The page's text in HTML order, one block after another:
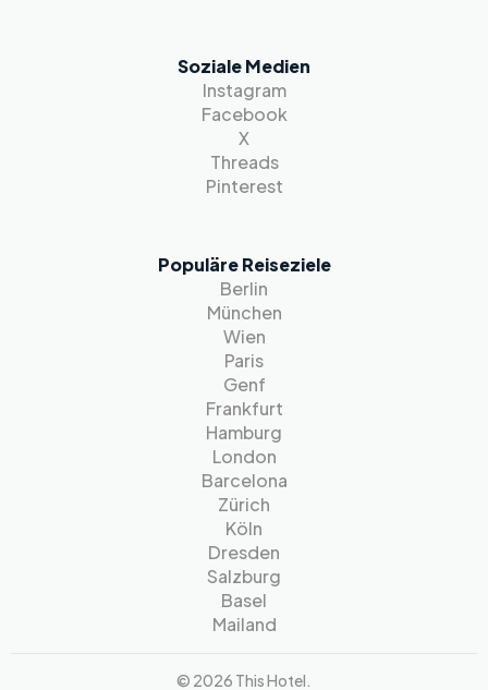
Soziale Medien
Instagram
Facebook
X
Threads
Pinterest
Populäre Reiseziele
Berlin
München
Wien
Paris
Genf
Frankfurt
Hamburg
London
Barcelona
Zürich
Köln
Dresden
Salzburg
Basel
Mailand
© 2026 This Hotel.